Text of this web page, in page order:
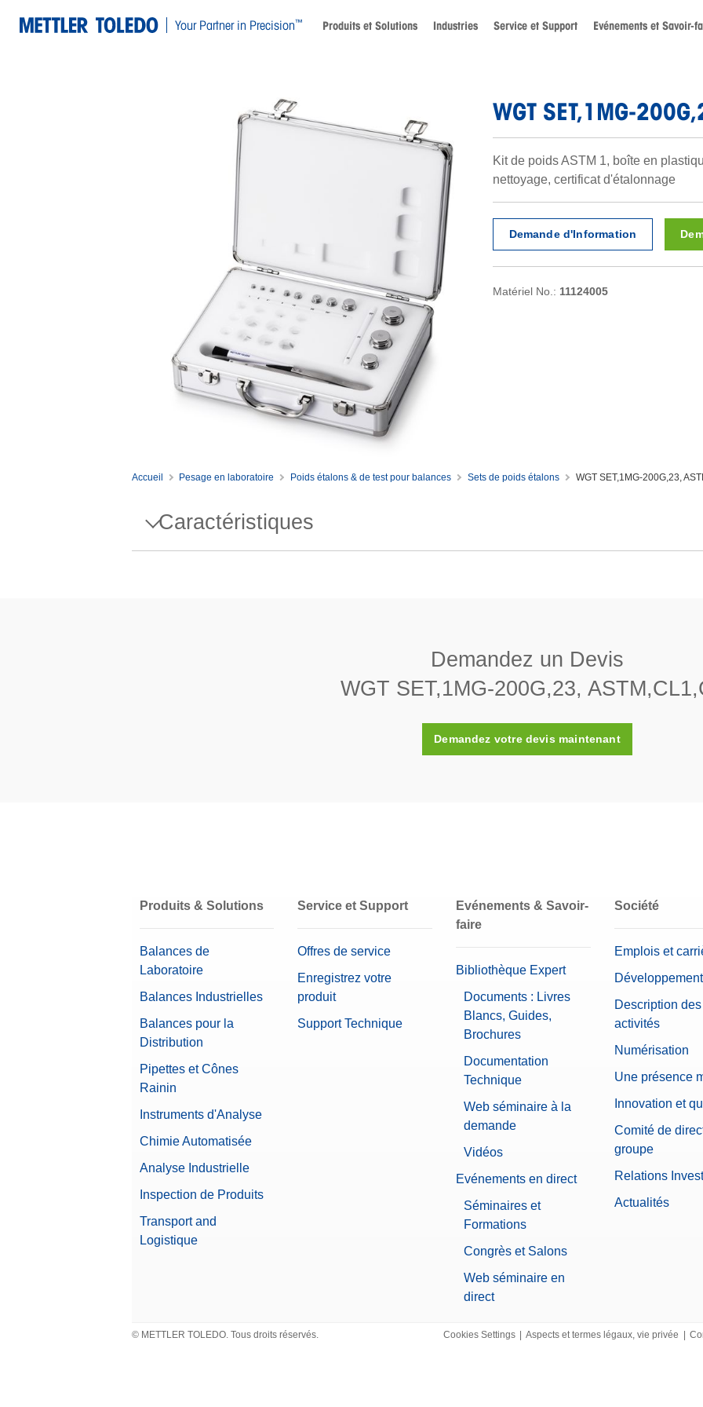
Your Partner in Precision™ Produits et Solutions Industries Service et Support Evénements et Savoir-
WGT SET,1MG-
Kit de poids ASTM 1, boîte en
nettoyage, certificat d'étalonnage
Demande d'Information
Matériel No.: 11124005
Accueil Pesage en laboratoire Poids étalons & de test pour balances Sets de poids étalons WGT SET,1MG-200G,23,
Caractéristiques
oui
Demandez un Devis
WGT SET,1MG-200G,23,
Demandez votre devis maintenant
Produits & Solutions
Balances de
Laboratoire
Balances Industrielles
Balances pour la
Distribution
Pipettes et Cônes
Rainin
Instruments d'Analyse
Chimie Automatisée
Analyse Industrielle
Inspection de Produits
Transport and
Logistique
Service et Support
Offres de service
Enregistrez votre
produit
Support Technique
Evénements & Savoir-
faire
Bibliothèque Expert
Documents : Livres
Blancs, Guides,
Brochures
Documentation
Technique
Web séminaire à la
demande
Vidéos
Evénements en direct
Séminaires et
Formations
Congrès et Salons
Web séminaire en
direct
Société
Emplois et
Description des
activités
Numérisation
Une présence
Innovation et
Comité de
groupe
Relations
Actualités
© METTLER TOLEDO. Tous droits réservés. Cookies Settings Aspects et termes légaux, vie privée